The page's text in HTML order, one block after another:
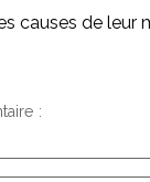
causes de leur
: